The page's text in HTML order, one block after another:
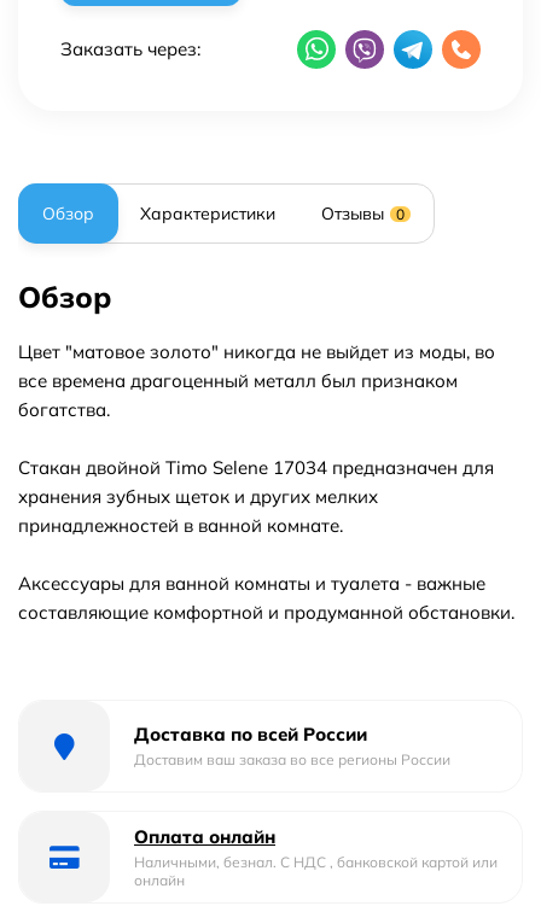
Заказать через:
Обзор Характеристики Отзывы 0
Обзор
Цвет "матовое золото" никогда не выйдет из моды, во
все времена драгоценный металл был признаком
богатства.
Стакан двойной Timo Selene 17034 предназначен для
хранения зубных щеток и других мелких
принадлежностей в ванной комнате.
Аксессуары для ванной комнаты и туалета - важные
составляющие комфортной и продуманной обстановки.
Доставка по всей России
Доставим ваш заказа во все регионы России
Оплата онлайн
Наличными, безнал. С НДС , банковской картой или
онлайн